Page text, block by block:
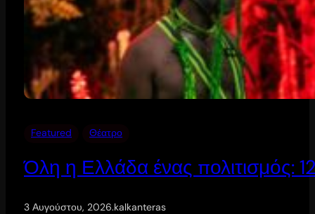
Featured Θέατρο
Όλη η Ελλάδα ένας πολιτισμός:
3 Αυγούστου, 2026.kalkanteras